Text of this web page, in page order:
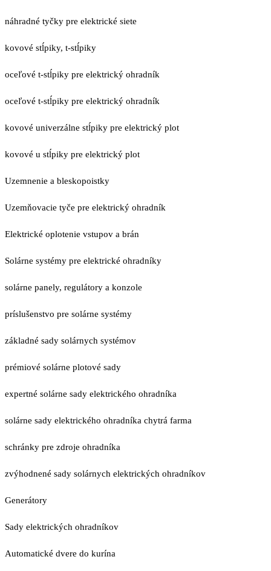
náhradné tyčky pre elektrické siete
kovové stĺpiky, t-stĺpiky
oceľové t-stĺpiky pre elektrický ohradník
oceľové t-stĺpiky pre elektrický ohradník
kovové univerzálne stĺpiky pre elektrický plot
kovové u stĺpiky pre elektrický plot
Uzemnenie a bleskopoistky
Uzemňovacie tyče pre elektrický ohradník
Elektrické oplotenie vstupov a brán
Solárne systémy pre elektrické ohradníky
solárne panely, regulátory a konzole
príslušenstvo pre solárne systémy
základné sady solárnych systémov
prémiové solárne plotové sady
expertné solárne sady elektrického ohradníka
solárne sady elektrického ohradníka chytrá farma
schránky pre zdroje ohradníka
zvýhodnené sady solárnych elektrických ohradníkov
Generátory
Sady elektrických ohradníkov
Automatické dvere do kurína